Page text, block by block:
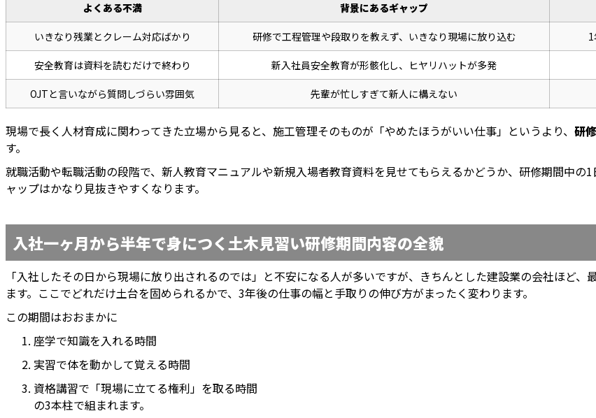
よくある不満 背景にあるギャップ
いきなり残業とクレーム対応ばかり 研修で工程管理や段取りを教えず、いきなり現場に放り込む
安全教育は資料を読むだけで終わり 新入社員安全教育が形骸化し、ヒヤリハットが多発
OJTと言いながら質問しづらい雰囲気 先輩が忙しすぎて新人に構えない
現場で長く人材育成に関わってきた立場から見ると、施工管理そのものが「やめたほうがいい仕事」というより、 研
す。
就職活動や転職活動の段階で、新人教育マニュアルや新規入場者教育資料を見せてもらえるかどうか、研修期間中
ャップはかなり見抜きやすくなります。
入社一ヶ月から半年で身につく土木見習い研修期間内容の全貌
「入社したその日から現場に放り出されるのでは」と不安になる人が多いですが、きちんとした建設業の会社ほど
ます。ここでどれだけ土台を固められるかで、3年後の仕事の幅と手取りの伸び方がまったく変わります。
この期間はおおまかに
座学で知識を入れる時間
実習で体を動かして覚える時間
資格講習で「現場に立てる権利」を取る時間
の3本柱で組まれます。